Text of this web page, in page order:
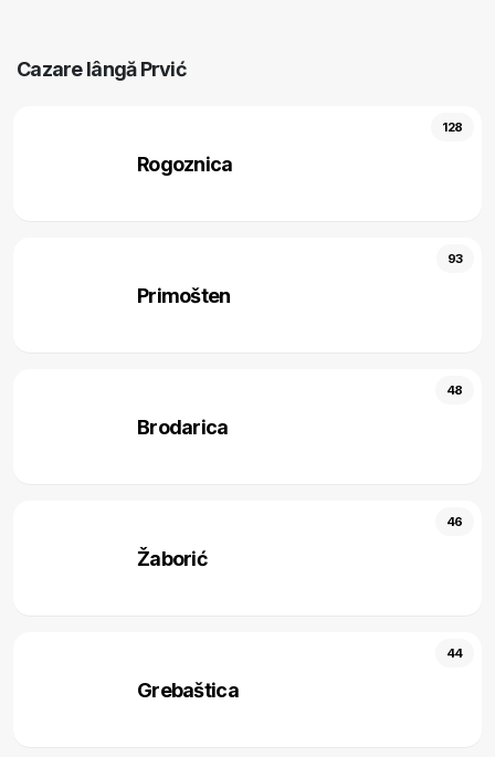
Cazare lângă Prvić
Rogoznica
128
Primošten
93
Brodarica
48
Žaborić
46
Grebaštica
44